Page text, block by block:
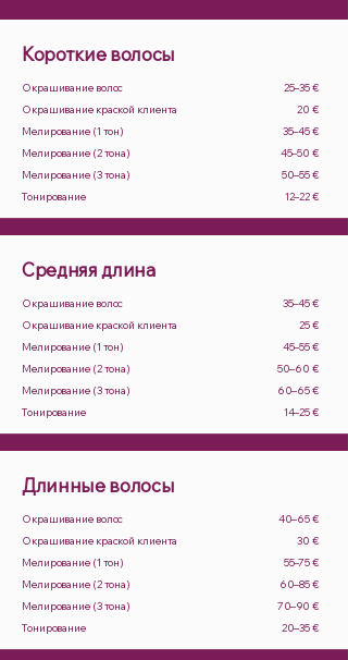
Короткие волосы
Окрашивание волос
Окрашивание краской клиента
Мелирование (1 тон)
Мелирование (2 тона)
Мелирование (3 тона)
Тонирование
25–35 €
20 €
35–45 €
45–50 €
50–55 €
12–22 €
Средняя длина
Окрашивание волос
Окрашивание краской клиента
Мелирование (1 тон)
Мелирование (2 тона)
Мелирование (3 тона)
Тонирование
35–45 €
25 €
45–55 €
50–60 €
60–65 €
14–25 €
Длинные волосы
Окрашивание волос
Окрашивание краской клиента
Мелирование (1 тон)
Мелирование (2 тона)
Мелирование (3 тона)
Тонирование
40–65 €
30 €
55–75 €
60–85 €
70–90 €
20–35 €